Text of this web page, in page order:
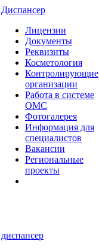
Диспансер
Лицензии
Документы
Реквизиты
Косметология
Контролирующие
организации
Работа в системе
ОМС
Фотогалерея
Информация для
специалистов
Вакансии
Региональные
проекты